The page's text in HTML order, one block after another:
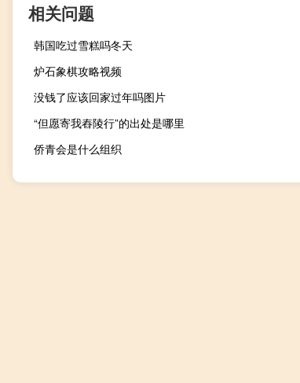
相关问题
韩国吃过雪糕吗冬天
炉石象棋攻略视频
没钱了应该回家过年吗图片
“但愿寄我舂陵行”的出处是哪里
侨青会是什么组织